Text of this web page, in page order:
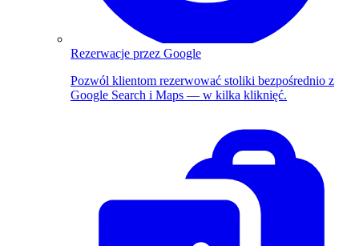
Rezerwacje przez Google
Pozwól klientom rezerwować stoliki bezpośrednio z
Google Search i Maps — w kilka kliknięć.